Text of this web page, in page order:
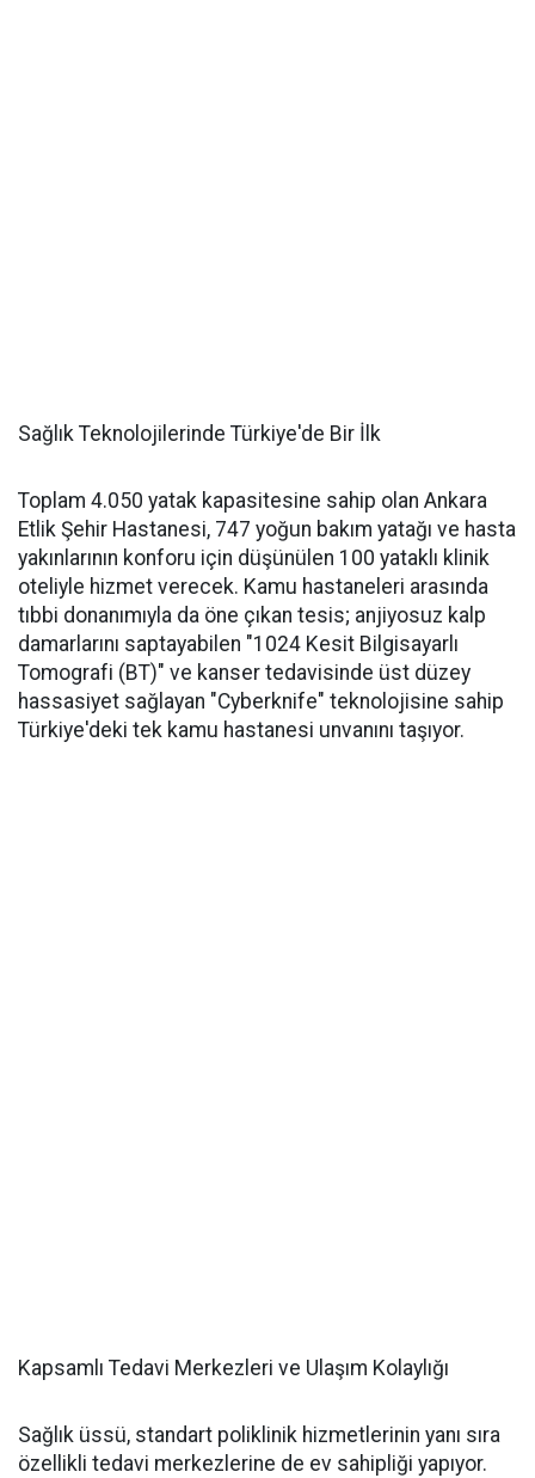
Sağlık Teknolojilerinde Türkiye'de Bir İlk
Toplam 4.050 yatak kapasitesine sahip olan Ankara
Etlik Şehir Hastanesi, 747 yoğun bakım yatağı ve hasta
yakınlarının konforu için düşünülen 100 yataklı klinik
oteliyle hizmet verecek. Kamu hastaneleri arasında
tıbbi donanımıyla da öne çıkan tesis; anjiyosuz kalp
damarlarını saptayabilen "1024 Kesit Bilgisayarlı
Tomografi (BT)" ve kanser tedavisinde üst düzey
hassasiyet sağlayan "Cyberknife" teknolojisine sahip
Türkiye'deki tek kamu hastanesi unvanını taşıyor.
Kapsamlı Tedavi Merkezleri ve Ulaşım Kolaylığı
Sağlık üssü, standart poliklinik hizmetlerinin yanı sıra
özellikli tedavi merkezlerine de ev sahipliği yapıyor.